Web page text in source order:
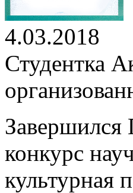
4.03.2018
Студентка
Завершился
конкурс
культурная